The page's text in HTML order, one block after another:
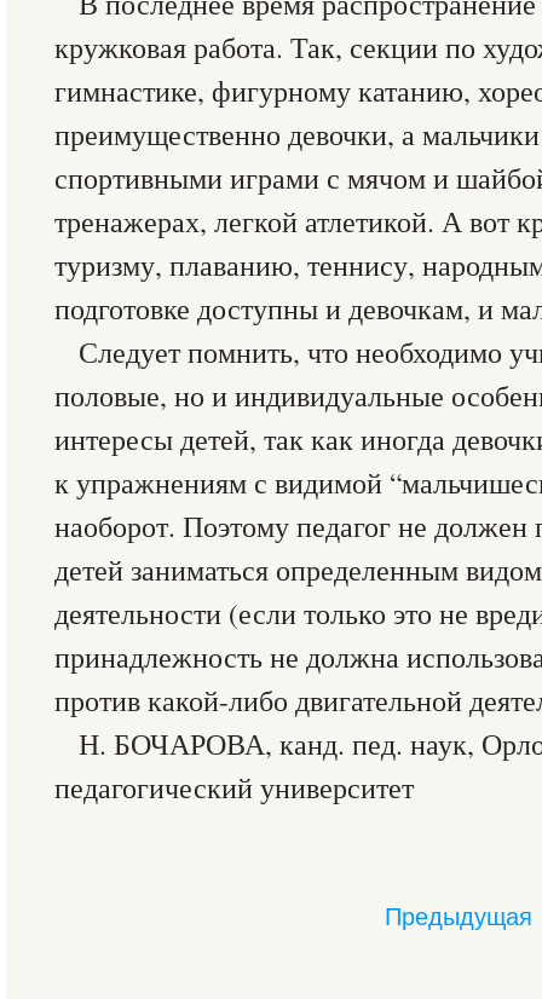
кружковая работа. Так, секции по
гимнастике, фигурному катанию,
преимущественно девочки, а
спортивными играми с мячом и
тренажерах, легкой атлетикой. А вот
туризму, плаванию, теннису,
подготовке доступны и девочкам, и
Следует помнить, что необходимо
половые, но и индивидуальные
интересы детей, так как иногда
к упражнениям с видимой
наоборот. Поэтому педагог не должен
детей заниматься определенным
деятельности (если только это не
принадлежность не должна
против какой-либо двигательной
Н. БОЧАРОВА, канд. пед. наук,
педагогический университет
Предыдущая